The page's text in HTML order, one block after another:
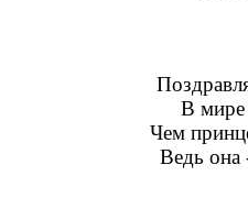
В мире
Чем
Ведь она